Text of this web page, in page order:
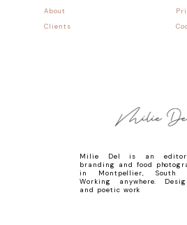
Milie Del is an
branding and food
in Montpellier, South
Working anywhere.
and poetic work
About
Clients